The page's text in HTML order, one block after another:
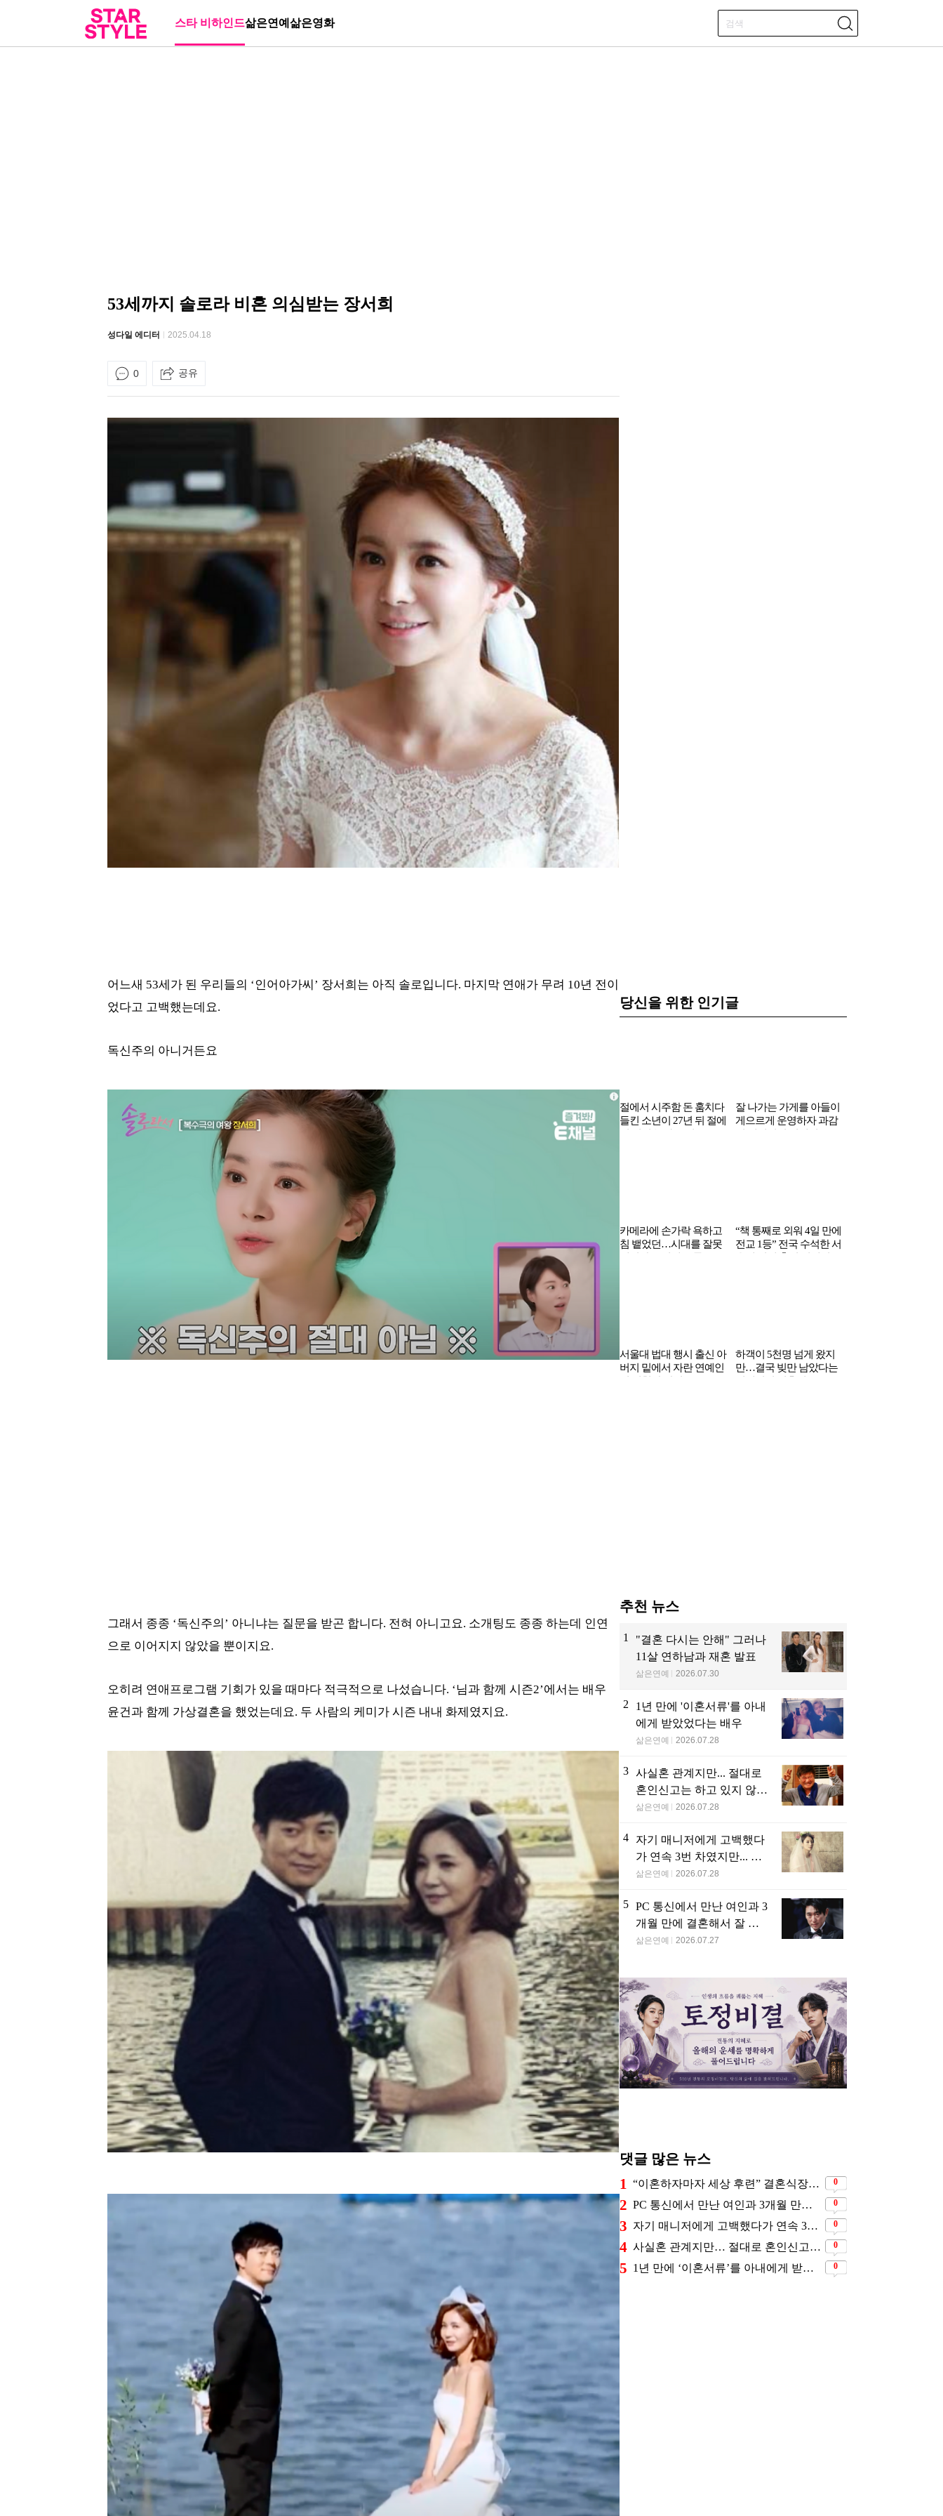
스타 비하인드삶은연예 삶은영화
53세까지 솔로라 비혼 의심받는 장서희
성다일 에디터 2025.04.18
0 공유
어느새 53세가 된 우리들의 ‘인어아가씨’ 장서희는 아직 솔로입니다. 마지막 연애가 무려 10년 전이
었다고 고백했는데요.
독신주의 아니거든요
그래서 종종 ‘독신주의’ 아니냐는 질문을 받곤 합니다. 전혀 아니고요. 소개팅도 종종 하는데 인연
으로 이어지지 않았을 뿐이지요.
오히려 연애프로그램 기회가 있을 때마다 적극적으로 나섰습니다. ‘님과 함께 시즌2’에서는 배우
윤건과 함께 가상결혼을 했었는데요. 두 사람의 케미가 시즌 내내 화제였지요.